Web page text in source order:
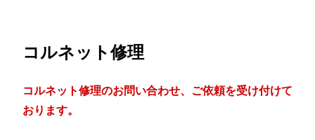
コルネット修理
コルネット修理のお問い合わせ、ご依頼を受け付けて
おります。